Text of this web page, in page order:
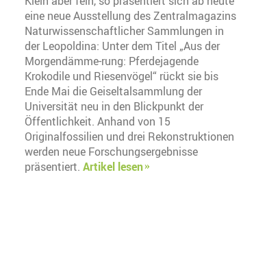
eine neue Ausstellung des Zentralmagazins
Naturwissenschaftlicher Sammlungen in
der Leopoldina: Unter dem Titel „Aus der
Morgendämme-rung: Pferdejagende
Krokodile und Riesenvögel“ rückt sie bis
Ende Mai die Geiseltalsammlung der
Universität neu in den Blickpunkt der
Öffentlichkeit. Anhand von 15
Originalfossilien und drei Rekonstruktionen
werden neue Forschungsergebnisse
präsentiert. Artikel lesen